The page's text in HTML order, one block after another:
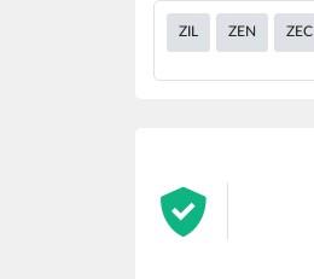
ZIL ZEN ZEC